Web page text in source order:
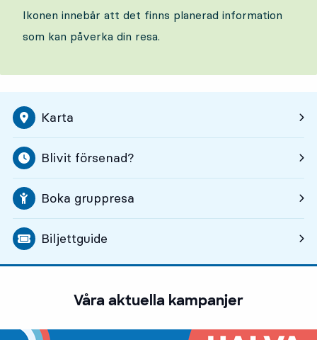
Ikonen innebär att det finns planerad information
som kan påverka din resa.
Karta
Blivit försenad?
Boka gruppresa
, Öppnas i ny flik
Biljettguide
Våra aktuella kampanjer